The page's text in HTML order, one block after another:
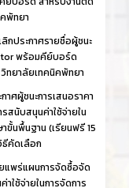
พัทยา
กประกาศรายชื่อผู้ชนะ
พร้อมคีย์บอร์ด
ทยาลัยเทคนิคพัทยา
าศผู้ชนะการเสนอราคา
สนับสนุนค่าใช้จ่ายใน
ขั้นพื้นฐาน (เรียนฟรี 15
คัดเลือก
แพร่แผนการจัดซื้อจัด
ใช้จ่ายในการจัดการ